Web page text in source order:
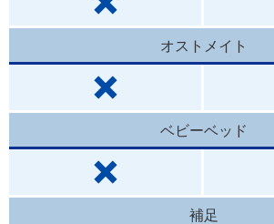
オストメイト
ベビーベッド
補足